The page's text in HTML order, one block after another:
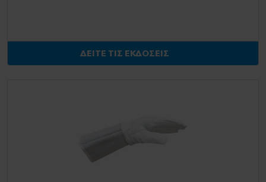
ΔΕΙΤΕ ΤΙΣ ΕΚΔΟΣΕΙΣ